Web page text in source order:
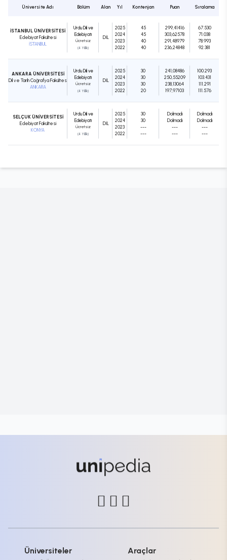
Üniversite Adı Bölüm Alan Yıl Kontenjan Puan Sıralama
İSTANBUL ÜNİVERSİTESİ
Edebiyat Fakültesi
İSTANBUL
Urdu Dili ve
Edebiyatı
Ücretsiz
(4 Yıllık)
DIL
2025
2024
2023
2022
45
45
40
40
299,41416
303,62578
291,48979
236,24848
67.530
71.038
78.993
92.381
ANKARA ÜNİVERSİTESİ
Dil ve Tarih Coğrafya Fakültesi
ANKARA
Urdu Dili ve
Edebiyatı
Ücretsiz
(4 Yıllık)
DIL
2025
2024
2023
2022
30
30
30
20
241,08486
250,55209
238,13064
197,97103
100.293
103.431
111.291
111.576
SELÇUK ÜNİVERSİTESİ
Edebiyat Fakültesi
KONYA
Urdu Dili ve
Edebiyatı
Ücretsiz
(4 Yıllık)
DIL
2025
2024
2023
2022
30
30
---
---
Dolmadı
Dolmadı
---
---
Dolmadı
Dolmadı
---
---
Üniversiteler
Araçlar